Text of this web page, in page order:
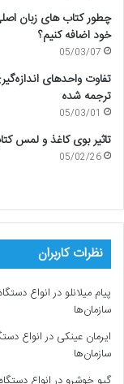
چطور کتاب های زبان
خود اضافه کنیم؟
05/03/07
تفاوت واحدهای
ترجمه شده
05/03/01
تاثیر بوی کاغذ و لمس
05/02/26
نظرات کاربران
پیام میلانلو درانواع
سازمان‌ها
ایرمان عینکی درانواع
سازمان‌ها